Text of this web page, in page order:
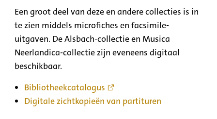
Een groot deel van deze en andere collecties is in
te zien middels microfiches en facsimile-
uitgaven. De Alsbach-collectie en Musica
Neerlandica-collectie zijn eveneens digitaal
beschikbaar.
Bibliotheekcatalogus
Digitale zichtkopieën van partituren